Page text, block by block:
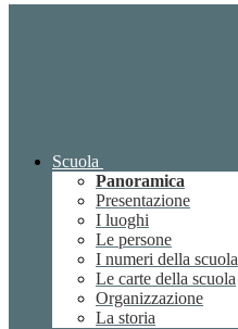
Scuola
Panoramica
Presentazione
I luoghi
Le persone
I numeri della scuola
Le carte della scuola
Organizzazione
La storia